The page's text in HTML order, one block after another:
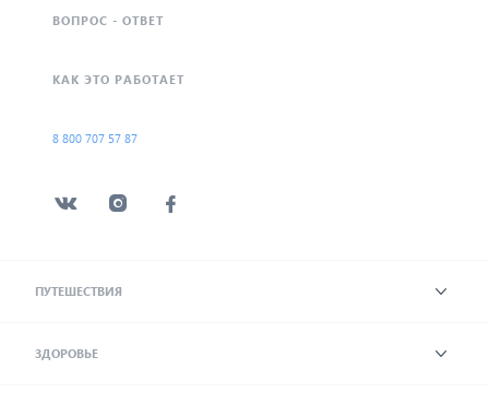
ВОПРОС - ОТВЕТ
КАК ЭТО РАБОТАЕТ
8 800 707 57 87
ПУТЕШЕСТВИЯ
ЗДОРОВЬЕ